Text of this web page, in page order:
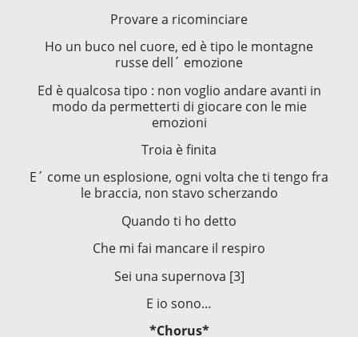
Provare a ricominciare
Ho un buco nel cuore, ed è tipo le montagne
russe dell´ emozione
Ed è qualcosa tipo : non voglio andare avanti in
modo da permetterti di giocare con le mie
emozioni
Troia è finita
E´ come un esplosione, ogni volta che ti tengo fra
le braccia, non stavo scherzando
Quando ti ho detto
Che mi fai mancare il respiro
Sei una supernova [3]
E io sono…
*Chorus*